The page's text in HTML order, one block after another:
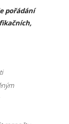
pořádání